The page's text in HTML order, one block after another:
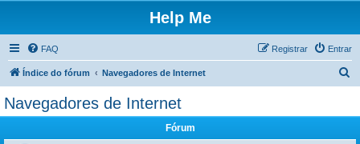
Help Me
FAQ Entrar
Registrar
Índice do fórum Navegadores de Internet
Navegadores de Internet
Fórum